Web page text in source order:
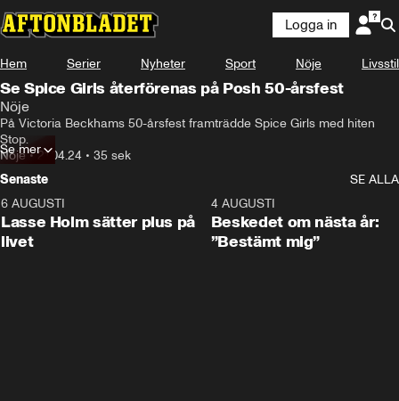
Logga in
Hem Serier Nyheter Sport Nöje Livsstil
Se Spice Girls återförenas på Posh 50-årsfest
Nöje
På Victoria Beckhams 50-årsfest framträdde Spice Girls med hiten
Stop.
Nöje•21.04.24 • 35 sek
Se mer
Senaste
SE ALLA
6 AUGUSTI
Lasse Holm sätter plus på
livet
4 AUGUSTI
Beskedet om nästa år:
”Bestämt mig”